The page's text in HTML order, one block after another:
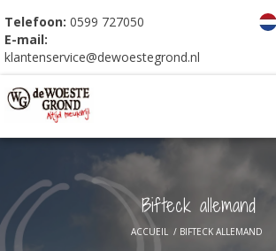
Telefoon: 0599 727050
E-mail:
klantenservice@dewoestegrond.nl
Bifteck allemand
ACCUEIL / BIFTECK ALLEMAND